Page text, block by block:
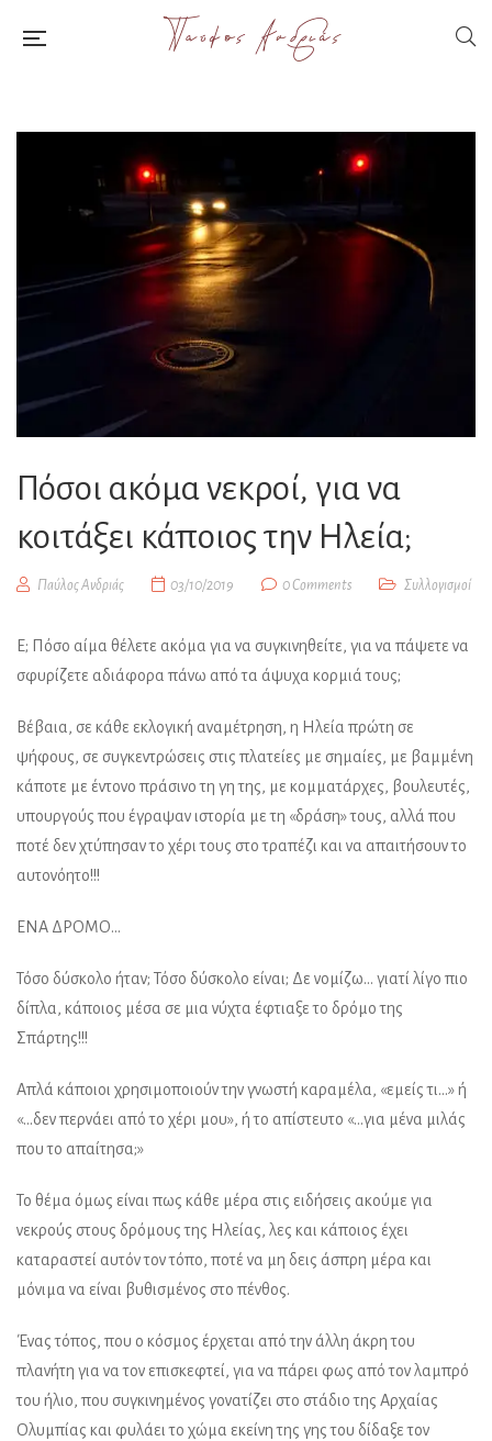
Πόσοι ακόμα νεκροί, για να
κοιτάξει κάποιος την Ηλεία;
Παύλος Ανδριάς 03/10/2019 0 Comments Συλλογισμοί
Ε; Πόσο αίμα θέλετε ακόμα για να συγκινηθείτε, για να πάψετε να
σφυρίζετε αδιάφορα πάνω από τα άψυχα κορμιά τους;
Βέβαια, σε κάθε εκλογική αναμέτρηση, η Ηλεία πρώτη σε
ψήφους, σε συγκεντρώσεις στις πλατείες με σημαίες, με βαμμένη
κάποτε με έντονο πράσινο τη γη της, με κομματάρχες, βουλευτές,
υπουργούς που έγραψαν ιστορία με τη «δράση» τους, αλλά που
ποτέ δεν χτύπησαν το χέρι τους στο τραπέζι και να απαιτήσουν το
αυτονόητο!!!
ΕΝΑ ΔΡΟΜΟ…
Τόσο δύσκολο ήταν; Τόσο δύσκολο είναι; Δε νομίζω… γιατί λίγο πιο
δίπλα, κάποιος μέσα σε μια νύχτα έφτιαξε το δρόμο της
Σπάρτης!!!
Απλά κάποιοι χρησιμοποιούν την γνωστή καραμέλα, «εμείς τι…» ή
«…δεν περνάει από το χέρι μου», ή το απίστευτο «…για μένα μιλάς
που το απαίτησα;»
Το θέμα όμως είναι πως κάθε μέρα στις ειδήσεις ακούμε για
νεκρούς στους δρόμους της Ηλείας, λες και κάποιος έχει
καταραστεί αυτόν τον τόπο, ποτέ να μη δεις άσπρη μέρα και
μόνιμα να είναι βυθισμένος στο πένθος.
Ένας τόπος, που ο κόσμος έρχεται από την άλλη άκρη του
πλανήτη για να τον επισκεφτεί, για να πάρει φως από τον λαμπρό
του ήλιο, που συγκινημένος γονατίζει στο στάδιο της Αρχαίας
Ολυμπίας και φυλάει το χώμα εκείνη της γης του δίδαξε τον